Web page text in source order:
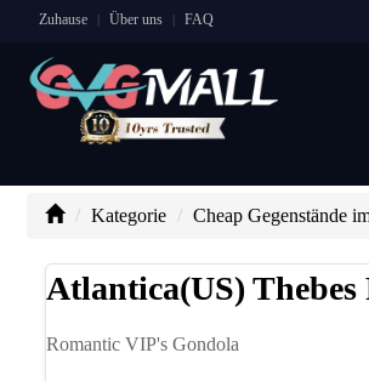
Zuhause | Über uns | FAQ
Kategorie Cheap Gegenstände
Atlantica(US)
Romantic VIP's Gondola